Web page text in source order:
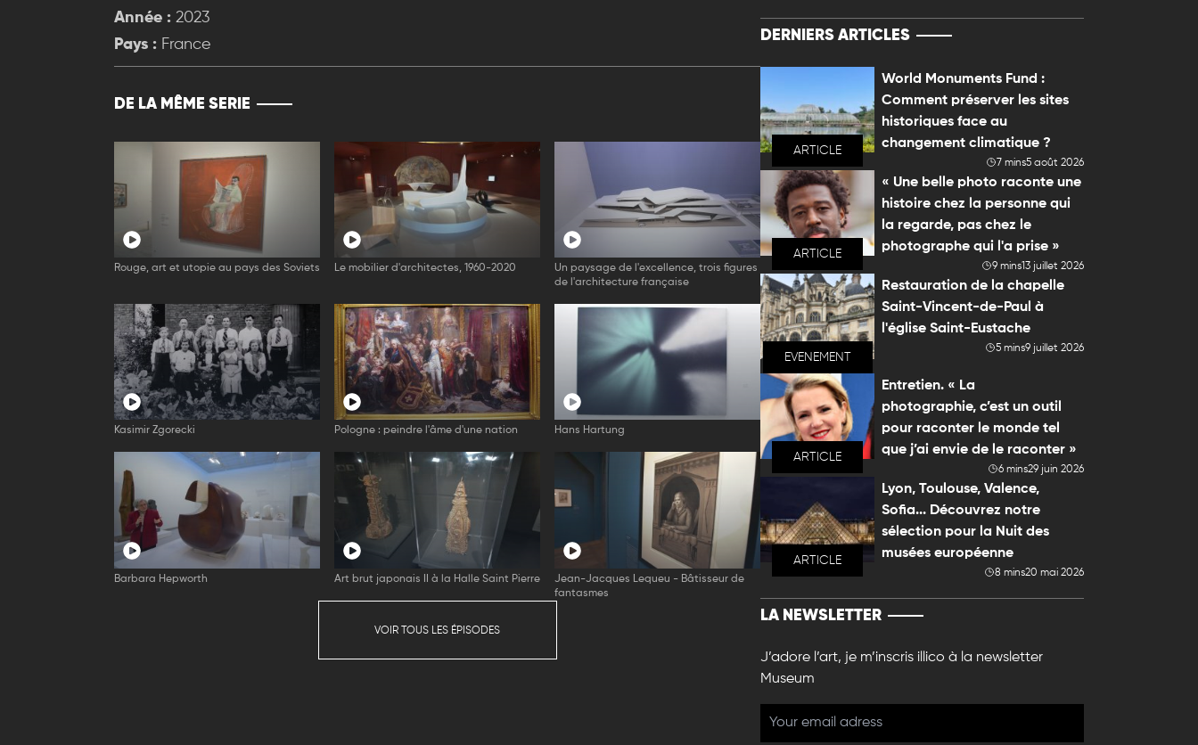
Année : 2023
Pays : France
DE LA MÊME SERIE
Rouge, art et utopie au pays des Soviets Le mobilier d'architectes, 1960-2020
Un paysage de l'excellence, trois figures
de l'architecture française
Kasimir Zgorecki Pologne : peindre l'âme d'une nation Hans Hartung
Barbara Hepworth Art brut japonais II à la Halle Saint Pierre
Jean-Jacques Lequeu - Bâtisseur de
fantasmes
VOIR TOUS LES ÉPISODES
DERNIERS ARTICLES
ARTICLE
World Monuments Fund :
Comment préserver les sites
historiques face au
changement climatique ?
7 mins5 août 2026
ARTICLE
« Une belle photo raconte une
histoire chez la personne qui
la regarde, pas chez le
photographe qui l'a prise »
9 mins13 juillet 2026
EVENEMENT
Restauration de la chapelle
Saint-Vincent-de-Paul à
l'église Saint-Eustache
5 mins9 juillet 2026
ARTICLE
Entretien. « La
photographie, c’est un outil
pour raconter le monde tel
que j’ai envie de le raconter »
6 mins29 juin 2026
ARTICLE
Lyon, Toulouse, Valence,
Sofia... Découvrez notre
sélection pour la Nuit des
musées européenne
8 mins20 mai 2026
LA NEWSLETTER
J’adore l’art, je m’inscris illico à la newsletter
Museum